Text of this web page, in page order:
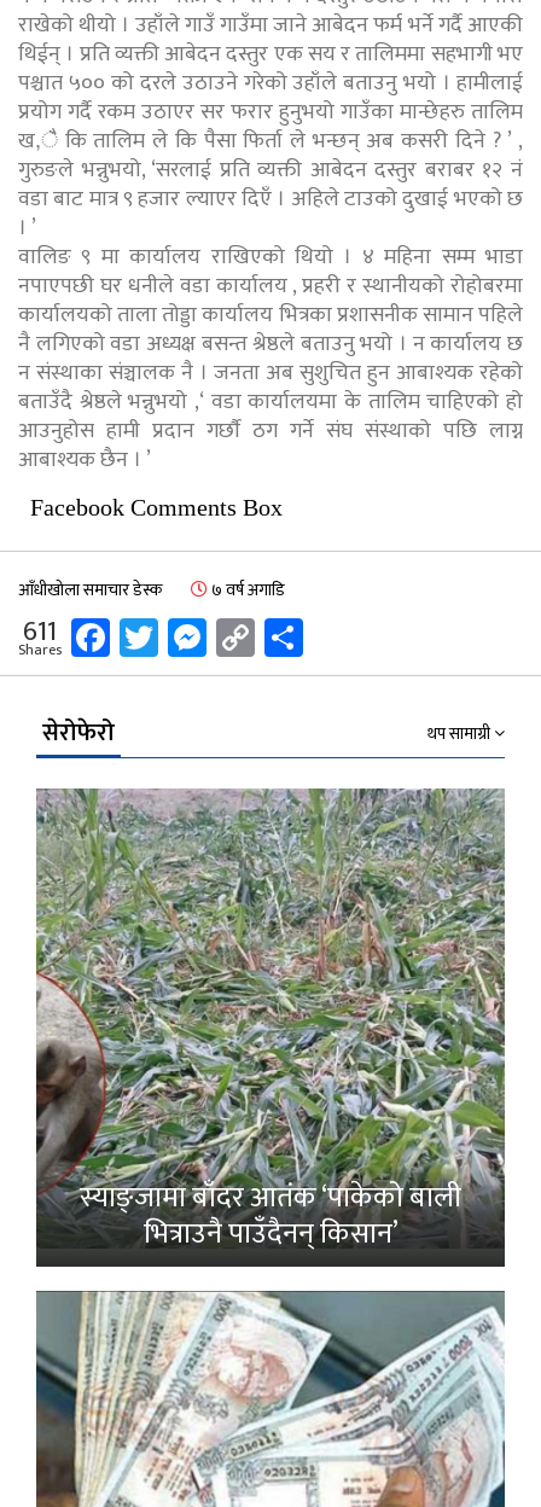
राखेको थीयो । उहाँले गाउँ गाउँमा जाने आबेदन फर्म भर्ने गर्दै आएकी
थिईन् । प्रति व्यक्ती आबेदन दस्तुर एक सय र तालिममा सहभागी भए
पश्चात ५०० को दरले उठाउने गरेको उहाँले बताउनु भयो । हामीलाई
प्रयोग गर्दै रकम उठाएर सर फरार हुनुभयो गाउँका मान्छेहरु तालिम
ख,ै कि तालिम ले कि पैसा फिर्ता ले भन्छन् अब कसरी दिने ? ’ ,
गुरुङले भन्नुभयो, ‘सरलाई प्रति व्यक्ती आबेदन दस्तुर बराबर १२ नं
वडा बाट मात्र ९ हजार ल्याएर दिएँ । अहिले टाउको दुखाई भएको छ
। ’
वालिङ ९ मा कार्यालय राखिएको थियो । ४ महिना सम्म भाडा
नपाएपछी घर धनीले वडा कार्यालय , प्रहरी र स्थानीयको रोहोबरमा
कार्यालयको ताला तोड्डा कार्यालय भित्रका प्रशासनीक सामान पहिले
नै लगिएको वडा अध्यक्ष बसन्त श्रेष्ठले बताउनु भयो । न कार्यालय छ
न संस्थाका संञ्चालक नै । जनता अब सुशुचित हुन आबाश्यक रहेको
बताउँदै श्रेष्ठले भन्नुभयो ,‘ वडा कार्यालयमा के तालिम चाहिएको हो
आउनुहोस हामी प्रदान गर्छाै ठग गर्ने संघ संस्थाको पछि लाग्न
आबाश्यक छैन । ’
Facebook Comments Box
आँधीखोला समाचार डेस्क ७ वर्ष अगाडि
611
Shares Facebook
Twitter
Messenger
Copy
Link
सेरोफेरो थप सामाग्री
स्याङ्जामा बाँदर आतंक ‘पाकेको बाली
भित्राउनै पाउँदैनन् किसान’